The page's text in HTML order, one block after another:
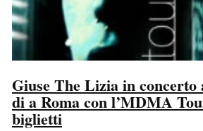
Giuse The Lizia in concerto
di a Roma con l’MDMA
biglietti